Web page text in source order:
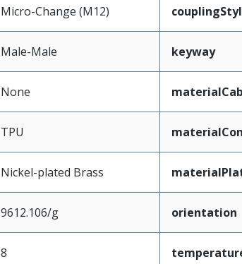
Micro-Change (M12)
Male-Male keyway
None
TPU
Nickel-plated Brass
9612.106/g orientation
8